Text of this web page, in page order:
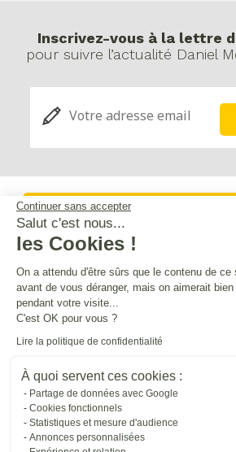
Continuer sans accepter
Salut c'est nous...
les Cookies !
On a attendu d'être sûrs que le contenu de
avant de vous déranger, mais on aimerait
pendant votre visite...
C'est OK pour vous ?
Lire la politique de confidentialité
À quoi servent ces cookies :
Partage de données avec Google
Cookies fonctionnels
Statistiques et mesure d'audience
Annonces personnalisées
Inscrivez-vous à la lettre
pour suivre l’actualité Daniel
Mentions légales
Crédits Agence de
Droit à l'oubli